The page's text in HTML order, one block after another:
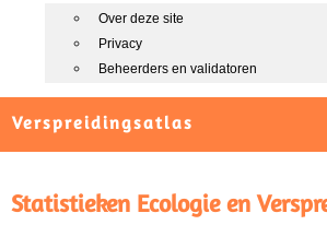
Over deze site
Privacy
Beheerders en validatoren
Verspreidingsatlas
Statistieken Ecologie en